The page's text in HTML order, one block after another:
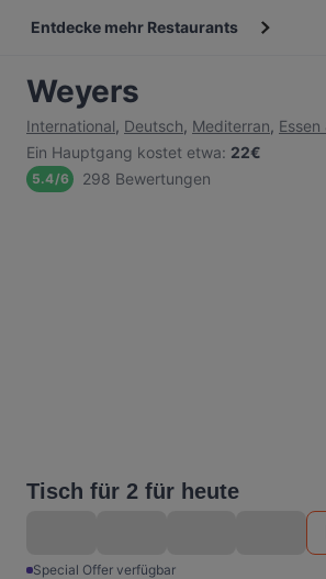
Entdecke mehr Restaurants
Weyers
International, Deutsch, Mediterran, Essen
Ein Hauptgang kostet etwa: 22€
5.4/6 298 Bewertungen
Tisch für 2 für heute
Special Offer verfügbar